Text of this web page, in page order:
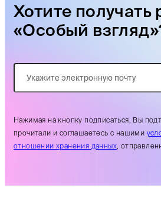
Хотите получать
«Особый
Нажимая на кнопку подписаться, Вы
прочитали и соглашаетесь с нашими
отношении хранения данных,